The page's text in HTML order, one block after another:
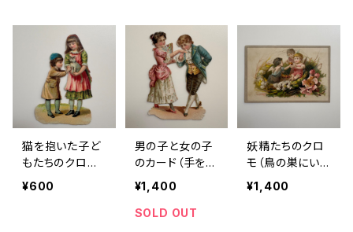
猫を抱いた子ど
もたちのクロモ
（仲良く遊ぶ二
¥600
男の子と女の子
のカード（手を差
し伸べる二人）
｜フランスアン
ティーク
¥1,400
SOLD OUT
妖精たちのクロ
モ（鳥の巣にいる
妖精）｜フランス
アンティーク
¥1,400